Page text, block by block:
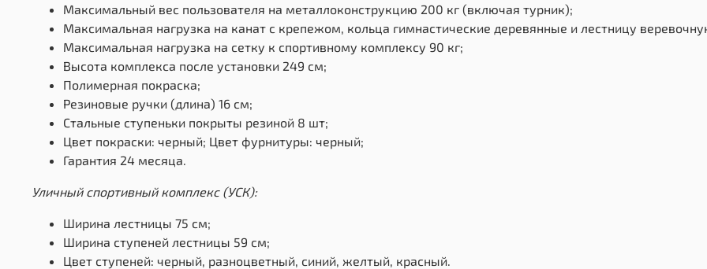
Максимальный вес пользователя на металлоконструкцию 200 кг (включая турник);
Максимальная нагрузка на канат с крепежом, кольца гимнастические деревянные и лестницу
Максимальная нагрузка на сетку к спортивному комплексу 90 кг;
Высота комплекса после установки 249 см;
Полимерная покраска;
Резиновые ручки (длина) 16 см;
Стальные ступеньки покрыты резиной 8 шт;
Цвет покраски: черный; Цвет фурнитуры: черный;
Гарантия 24 месяца.
Уличный спортивный комплекс (УСК):
Ширина лестницы 75 см;
Ширина ступеней лестницы 59 см;
Цвет ступеней: черный, разноцветный, синий, желтый, красный.